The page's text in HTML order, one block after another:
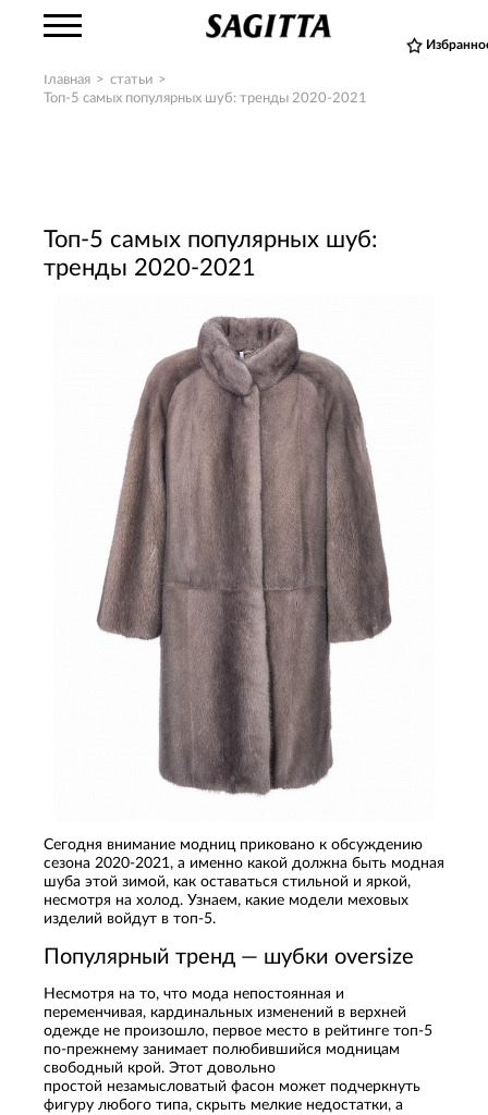
Главная > статьи >
Топ-5 самых популярных шуб: тренды 2020-2021
Топ-5 самых популярных шуб:
тренды 2020-2021
Сегодня внимание модниц приковано к обсуждению
сезона 2020-2021, а именно какой должна быть модная
шуба этой зимой, как оставаться стильной и яркой,
несмотря на холод. Узнаем, какие модели меховых
изделий войдут в топ-5.
Популярный тренд — шубки oversize
Несмотря на то, что мода непостоянная и
переменчивая, кардинальных изменений в верхней
одежде не произошло, первое место в рейтинге топ-5
по-прежнему занимает полюбившийся модницам
свободный крой. Этот довольно
простой незамысловатый фасон может подчеркнуть
фигуру любого типа, скрыть мелкие недостатки, а